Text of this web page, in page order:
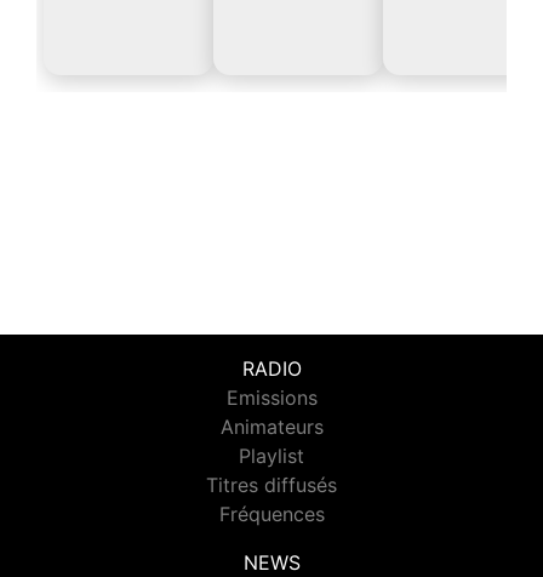
RADIO
Emissions
Animateurs
Playlist
Titres diffusés
Fréquences
NEWS